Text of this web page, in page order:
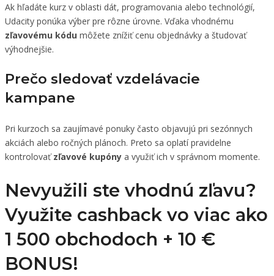
Ak hľadáte kurz v oblasti dát, programovania alebo technológií,
Udacity ponúka výber pre rôzne úrovne. Vďaka vhodnému
zľavovému kódu môžete znížiť cenu objednávky a študovať
výhodnejšie.
Prečo sledovať vzdelávacie
kampane
Pri kurzoch sa zaujímavé ponuky často objavujú pri sezónnych
akciách alebo ročných plánoch. Preto sa oplatí pravidelne
kontrolovaťzľavové kupóny a využiť ich v správnom momente.
Nevyužili ste vhodnú zľavu?
Využite cashback vo viac ako
1 500 obchodoch + 10 €
BONUS!